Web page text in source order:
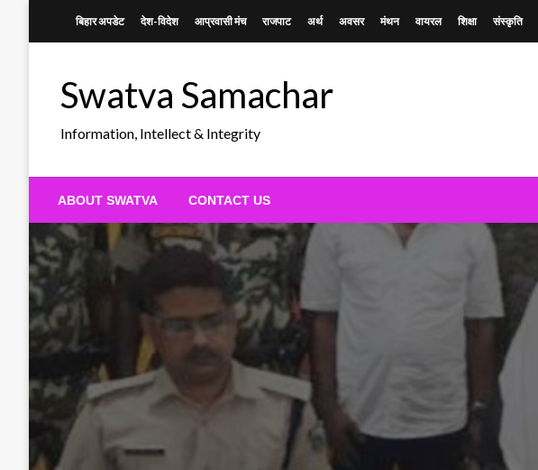
बिहार अपडेट देश-विदेश आप्रवासी मंच राजपाट अर्थ अवसर मंथन वायरल शिक्षा संस्कृति
Swatva Samachar
Information, Intellect & Integrity
ABOUT SWATVA CONTACT US